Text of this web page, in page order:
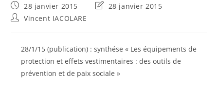
Publication
publiée :
28 janvier 2015
Dernière
28 janvier 2015
Auteur/autrice
publication :
Vincent IACOLARE
28/1/15 (publication) : synthése « Les équipements de
protection et effets vestimentaires : des outils de
prévention et de paix sociale »